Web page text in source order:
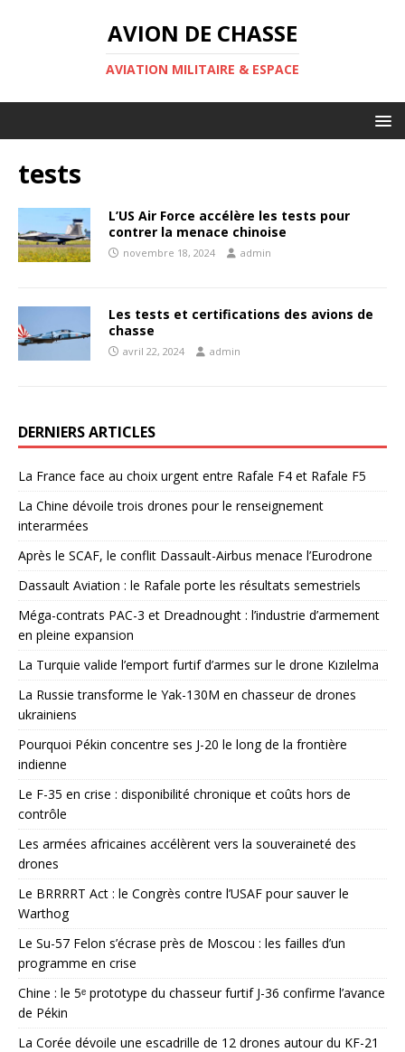
AVION DE CHASSE
AVIATION MILITAIRE & ESPACE
tests
L’US Air Force accélère les tests pour
contrer la menace chinoise
novembre 18, 2024 admin
Les tests et certifications des avions de
chasse
avril 22, 2024 admin
DERNIERS ARTICLES
La France face au choix urgent entre Rafale F4 et Rafale F5
La Chine dévoile trois drones pour le renseignement
interarmées
Après le SCAF, le conflit Dassault-Airbus menace l’Eurodrone
Dassault Aviation : le Rafale porte les résultats semestriels
Méga-contrats PAC-3 et Dreadnought : l’industrie d’armement
en pleine expansion
La Turquie valide l’emport furtif d’armes sur le drone Kızılelma
La Russie transforme le Yak-130M en chasseur de drones
ukrainiens
Pourquoi Pékin concentre ses J-20 le long de la frontière
indienne
Le F-35 en crise : disponibilité chronique et coûts hors de
contrôle
Les armées africaines accélèrent vers la souveraineté des
drones
Le BRRRRT Act : le Congrès contre l’USAF pour sauver le
Warthog
Le Su-57 Felon s’écrase près de Moscou : les failles d’un
programme en crise
Chine : le 5ᵉ prototype du chasseur furtif J-36 confirme l’avance
de Pékin
La Corée dévoile une escadrille de 12 drones autour du KF-21